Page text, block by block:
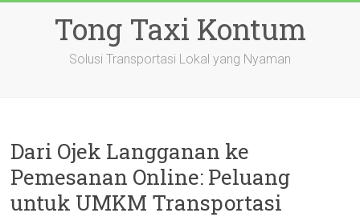
Tong Taxi Kontum
Solusi Transportasi Lokal yang Nyaman
Dari Ojek Langganan ke
Pemesanan Online: Peluang
untuk UMKM Transportasi